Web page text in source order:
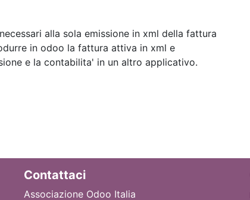
alla sola emissione in xml della fattura
in odoo la fattura attiva in xml e
e la contabilita' in un altro applicativo.
Contattaci
Associazione Odoo Italia